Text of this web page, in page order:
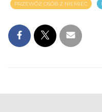
PRZEWÓZ OSÓB Z NIEMIEC